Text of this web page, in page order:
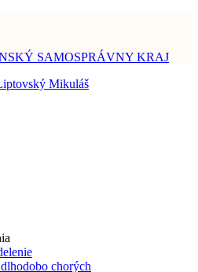
SAMOSPRÁVNY KRAJ
chorých